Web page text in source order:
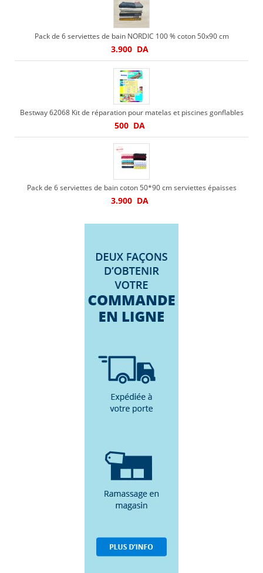
Pack de 6 serviettes de bain NORDIC 100 % coton 50x90 cm
3.900 DA
Bestway 62068 Kit de réparation pour matelas et piscines gonflables
500 DA
Pack de 6 serviettes de bain coton 50*90 cm serviettes épaisses
3.900 DA